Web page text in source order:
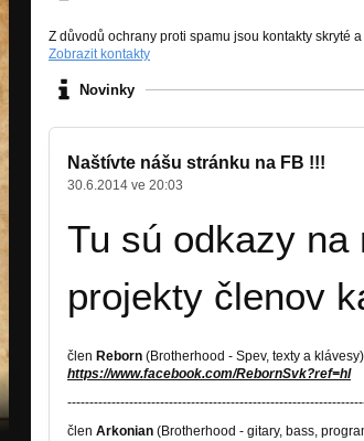
Z důvodů ochrany proti spamu jsou kontakty skryté
Zobrazit kontakty
Novinky
Naštívte nášu stránku na FB !!!
30.6.2014 ve 20:03
Tu sú odkazy na
projekty členov
člen Reborn (Brotherhood - Spev, texty a
https://www.facebook.com/RebornSvk?ref=hl
člen Arkonian (Brotherhood - gitary, bass,